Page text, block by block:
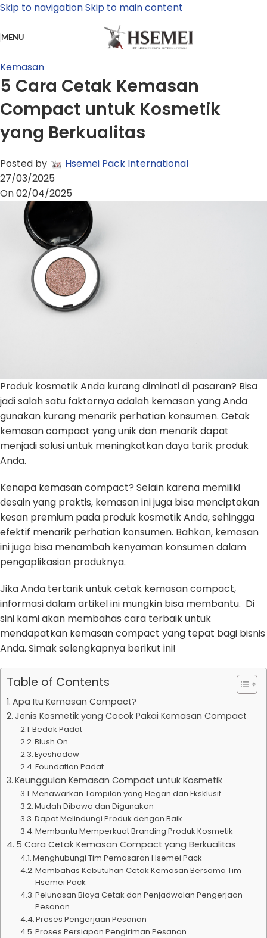
Skip to navigationSkip to main content
MENU
Kemasan
5 Cara Cetak Kemasan
Compact untuk Kosmetik
yang Berkualitas
Posted by
Hsemei Pack International
27/03/2025
On 02/04/2025
Produk kosmetik Anda kurang diminati di pasaran? Bisa
jadi salah satu faktornya adalah kemasan yang Anda
gunakan kurang menarik perhatian konsumen. Cetak
kemasan compact yang unik dan menarik dapat
menjadi solusi untuk meningkatkan daya tarik produk
Anda.
Kenapa kemasan compact? Selain karena memiliki
desain yang praktis, kemasan ini juga bisa menciptakan
kesan premium pada produk kosmetik Anda, sehingga
efektif menarik perhatian konsumen. Bahkan, kemasan
ini juga bisa menambah kenyaman konsumen dalam
pengaplikasian produknya.
Jika Anda tertarik untuk cetak kemasan compact,
informasi dalam artikel ini mungkin bisa membantu. Di
sini kami akan membahas cara terbaik untuk
mendapatkan kemasan compact yang tepat bagi bisnis
Anda. Simak selengkapnya berikut ini!
Table of Contents
Apa Itu Kemasan Compact?
Jenis Kosmetik yang Cocok Pakai Kemasan Compact
Bedak Padat
Blush On
Eyeshadow
Foundation Padat
Keunggulan Kemasan Compact untuk Kosmetik
Menawarkan Tampilan yang Elegan dan Eksklusif
Mudah Dibawa dan Digunakan
Dapat Melindungi Produk dengan Baik
Membantu Memperkuat Branding Produk Kosmetik
5 Cara Cetak Kemasan Compact yang Berkualitas
Menghubungi Tim Pemasaran Hsemei Pack
Membahas Kebutuhan Cetak Kemasan Bersama Tim
Hsemei Pack
Pelunasan Biaya Cetak dan Penjadwalan Pengerjaan
Pesanan
Proses Pengerjaan Pesanan
Proses Persiapan Pengiriman Pesanan